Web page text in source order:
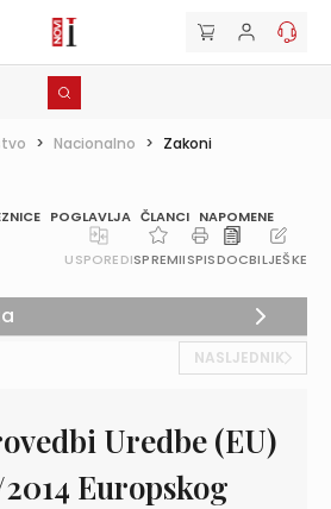
> Nacionalno > Zakoni
POGLAVLJA ČLANCI NAPOMENE
USPOREDISPREMIISPISDOCBILJEŠKE
NASLJEDNIK
Uredbe (EU)
Europskog